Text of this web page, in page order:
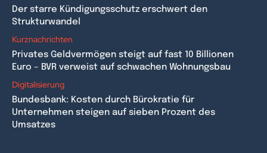
Der starre Kündigungsschutz erschwert den
Strukturwandel
Kurznachrichten
Privates Geldvermögen steigt auf fast 10 Billionen
Euro – BVR verweist auf schwachen Wohnungsbau
Digitalisierung
Bundesbank: Kosten durch Bürokratie für
Unternehmen steigen auf sieben Prozent des
Umsatzes